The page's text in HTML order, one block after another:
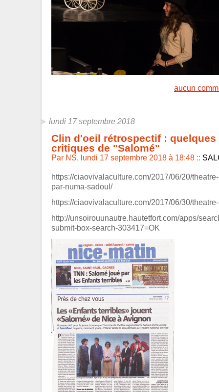
aucun
lundi 17 septembre 2018
Clin d'oeil rétrospectif : quelques
critiques de "Salomé"
Par NS, lundi 17 septembre 2018 à 18:48 ::
https://ciaovivalaculture.com/2017/06/20/
par-numa-sadoul/
https://ciaovivalaculture.com/2017/06/30/
http://unsoirouunautre.hautetfort.com/apps/
submit-box-search-303417=OK